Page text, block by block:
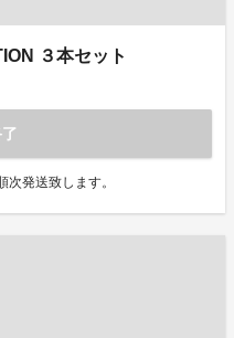
３本セット
発送致します。